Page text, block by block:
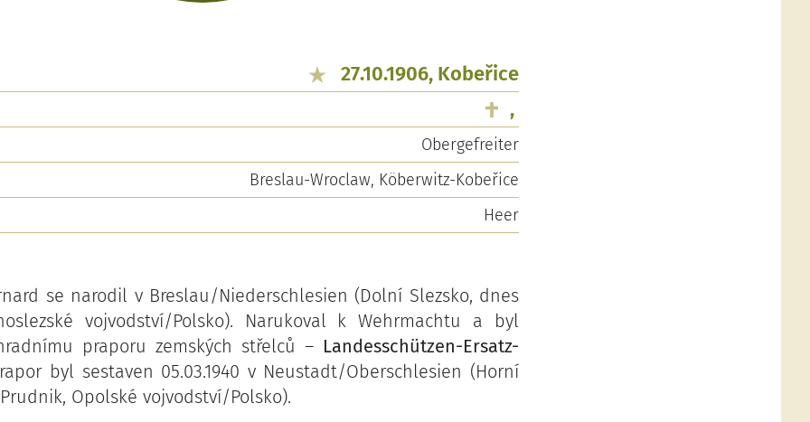
27.10.1906, Kobeřice
,
Obergefreiter
Breslau-Wroclaw, Köberwitz-Kobeřice
Heer
se narodil v Breslau/Niederschlesien (Dolní Slezsko, dnes
vojvodství/Polsko). Narukoval k Wehrmachtu a byl
praporu zemských střelců – Landesschützen-Ersatz-
byl sestaven 05.03.1940 v Neustadt/Oberschlesien (Horní
Opolské vojvodství/Polsko).